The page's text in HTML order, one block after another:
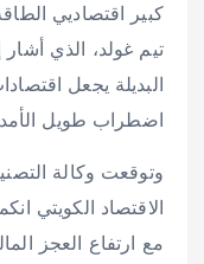
تيم غولد، الذي
البديلة يجعل
اضطراب طويل
الاقتصاد الكويتي